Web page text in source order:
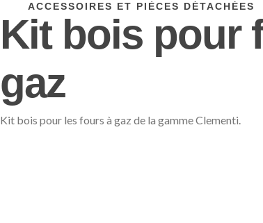
ACCESSOIRES ET PIÈCES DÉTACHÉES
Kit bois pour
gaz
Kit bois pour les fours à gaz de la gamme Clementi.